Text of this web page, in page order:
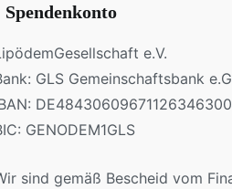
Spendenkonto
e.V.
GLS Gemeinschaftsbank
DE48430609671126346300
GENODEM1GLS
sind gemäß Bescheid vom